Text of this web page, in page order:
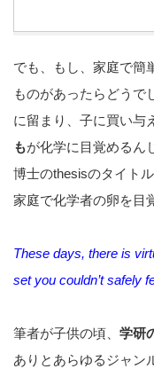
でも、もし、家庭で簡
ものがあったらどうで
に留まり、子に買い与
もが化学に目覚めるん
博士のthesisのタイト
家庭で化学者の卵を目
These days, there is
set you couldn’t safely
筆者が子供の頃、 学研
ありとあらゆるジャン